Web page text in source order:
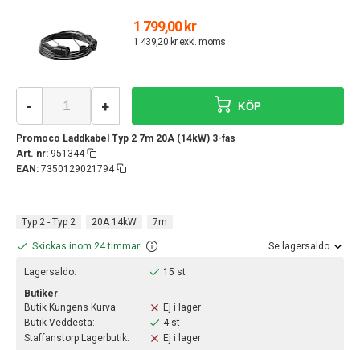
1 799,00 kr
1 439,20 kr exkl. moms
Promoco Laddkabel Typ 2 7m 20A (14kW) 3-fas
Art. nr: 951344
EAN: 7350129021794
- + KÖP
Typ 2 - Typ 2 20A 14kW 7m
Skickas inom 24 timmar! Se lagersaldo
Lagersaldo:
15 st
Butiker
Butik Kungens Kurva:
Ej i lager
Butik Veddesta:
4 st
Staffanstorp Lagerbutik:
Ej i lager